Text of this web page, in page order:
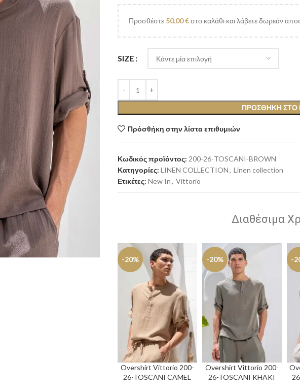
Προσθέστε 50,00€στο καλάθι και λάβετε δωρεάν
SIZE
ΠΡΟΣΘΉΚΗ ΣΤΟ
Πρόσθήκη στην λίστα επιθυμιών
Κωδικός προϊόντος: 200-26-TOSCANI-BROWN
Κατηγορίες: LINEN COLLECTION, Linen collection
Ετικέτες: New In, Vittorio
Διαθέσιμα
-20%
Overshirt Vittorio 200-
26-TOSCANI CAMEL
-20%
Overshirt Vittorio 200-
26-TOSCANI KHAKI
-